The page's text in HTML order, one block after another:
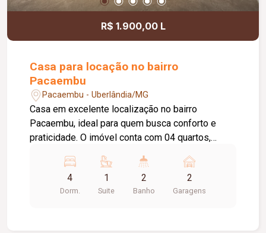
R$ 1.900,00 L
Casa para locação no bairro
Pacaembu
Pacaembu - Uberlândia/MG
Casa em excelente localização no bairro
Pacaembu, ideal para quem busca conforto e
praticidade. O imóvel conta com 04 quartos,
aconchegante, cozinha ampla e funcional, além de
área de lavanderia com entrada independente,
proporcionando mais comodidade no dia a dia.
4
Dorm.
1
Suite
2
Banho
2
Garagens